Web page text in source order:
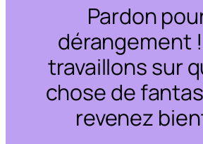
Pardon
dérangement
travaillons sur
chose de
revenez